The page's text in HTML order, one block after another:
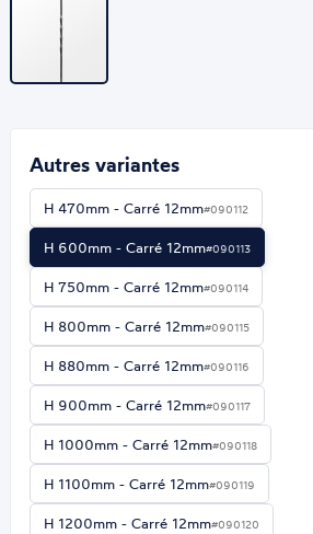
Autres variantes
H 470mm - Carré 12mm#090112
H 600mm - Carré 12mm#090113
H 750mm - Carré 12mm#090114
H 800mm - Carré 12mm#090115
H 880mm - Carré 12mm#090116
H 900mm - Carré 12mm#090117
H 1000mm - Carré 12mm#090118
H 1100mm - Carré 12mm#090119
H 1200mm - Carré 12mm#090120